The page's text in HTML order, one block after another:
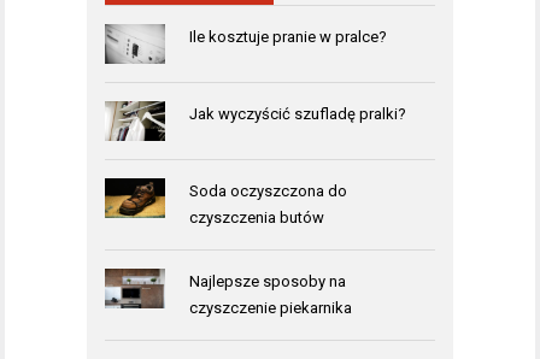
Ile kosztuje pranie w pralce?
Jak wyczyścić szufladę pralki?
Soda oczyszczona do
czyszczenia butów
Najlepsze sposoby na
czyszczenie piekarnika